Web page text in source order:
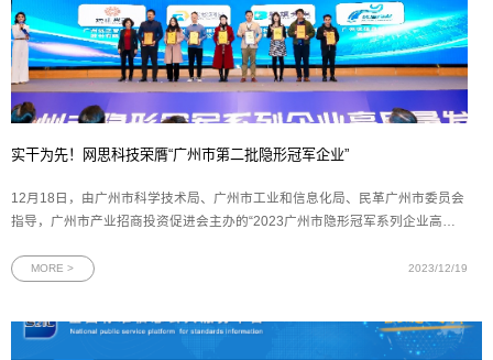
实干为先！网思科技荣膺“广州市第二批隐形冠军企业”
12月18日，由广州市科学技术局、广州市工业和信息化局、民革广州市委员会
指导，广州市产业招商投资促进会主办的“2023广州市隐形冠军系列企业高质
誉称号，充分体现网思科技在核心技术水平、创新能力、市场地位、发展前景
MORE > 2023/12/19